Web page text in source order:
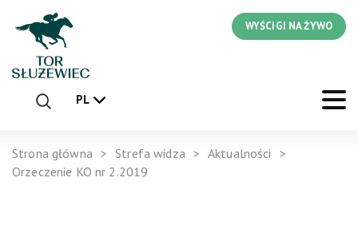
WYŚCIGI NA ŻYWO
PL
Strona główna Strefa widza
Aktualności
Orzeczenie KO nr 2.2019